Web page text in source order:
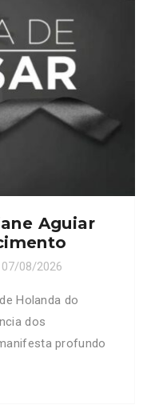
Aguiar
07/08/2026
Holanda do
dos
profundo